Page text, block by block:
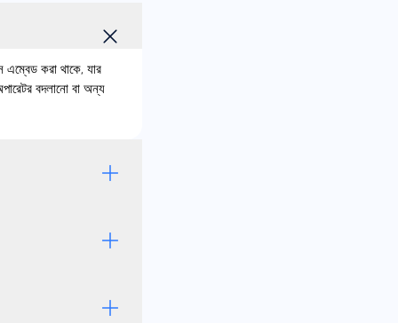
করা থাকে, যার
বদলানো বা অন্য